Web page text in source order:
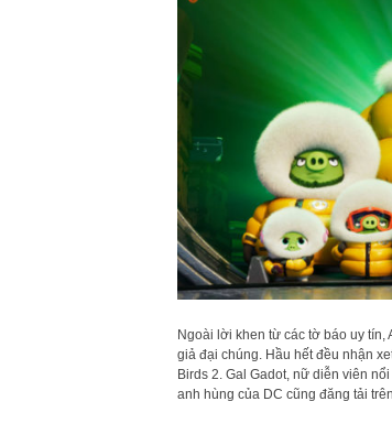
Ngoài lời khen từ các tờ báo uy
giả đại chúng. Hầu hết đều nhận
Birds 2. Gal Gadot, nữ diễn viên
anh hùng của DC cũng đăng tải